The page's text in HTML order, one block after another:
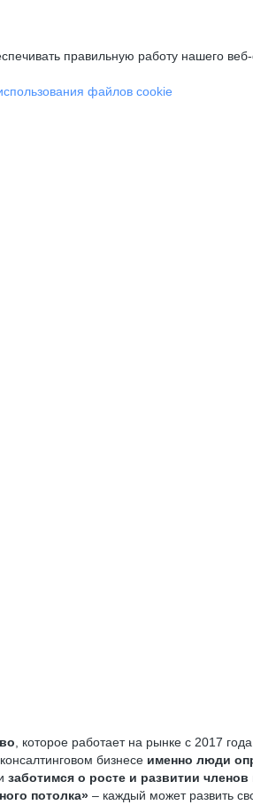
правильную работу нашего веб-
файлов cookie
, которое работает на рынке с 2017 года.
бизнесе именно люди
заботимся о росте и развитии
потолка» – каждый может развить